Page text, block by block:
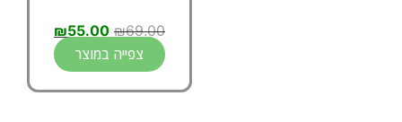
₪69.00
₪55.00
צפייה במוצר